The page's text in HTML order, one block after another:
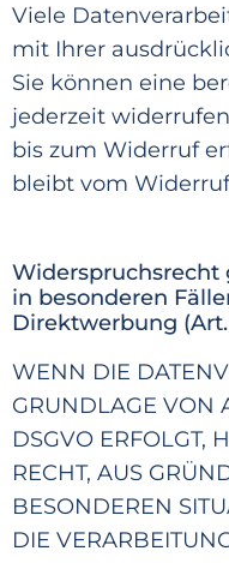
Viele
mit Ihrer ausdrü
Sie können eine
jederzeit
bis zum Widerruf
bleibt vom
Widerspruchsrecht
in besonderen
Direktwerbung (Art.
WENN DIE
GRUNDLAGE VON
DSGVO ERFOLGT,
RECHT, AUS
BESONDEREN
DIE